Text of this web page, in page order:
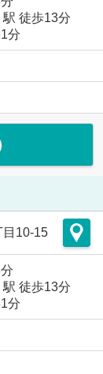
駅 徒歩13分
分
目10-15
駅 徒歩13分
分